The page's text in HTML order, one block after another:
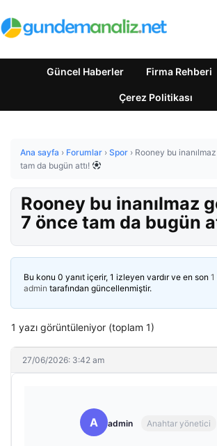
Güncel Haberler Firma Rehberi
Çerez Politikası
Ana sayfa › Forumlar › Spor › Rooney bu
tam da bugün attı!
Rooney bu inanılmaz
7 önce tam da bugün
Bu konu 0 yanıt içerir, 1 izleyen vardır ve en son
admin tarafından güncellenmiştir.
1 yazı görüntüleniyor (toplam 1)
27/06/2026: 3:42 am
A admin Anahtar yönetici